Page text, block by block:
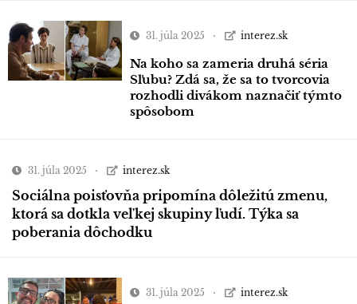
31. júla 2025 interez.sk
Na koho sa zameria druhá séria
Sľubu? Zdá sa, že sa to tvorcovia
rozhodli divákom naznačiť týmto
spôsobom
31. júla 2025 interez.sk
Sociálna poisťovňa pripomína dôležitú zmenu,
ktorá sa dotkla veľkej skupiny ľudí. Týka sa
poberania dôchodku
31. júla 2025 interez.sk